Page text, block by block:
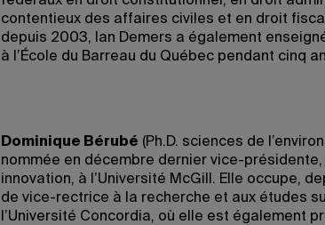
contentieux des affaires civiles et en droit
depuis 2003, Ian Demers a également
à l’École du Barreau du Québec pendant cinq
Dominique Bérubé (Ph.D. sciences de
nommée en décembre dernier vice-
innovation, à l’Université McGill. Elle occupe,
de vice-rectrice à la recherche et aux études
l’Université Concordia, où elle est également